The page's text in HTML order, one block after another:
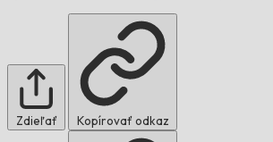
Zdieľať Kopírovať odkaz